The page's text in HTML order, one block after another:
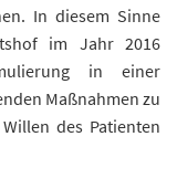
In diesem Sinne
im Jahr 2016
in einer
Maßnahmen zu
des Patienten